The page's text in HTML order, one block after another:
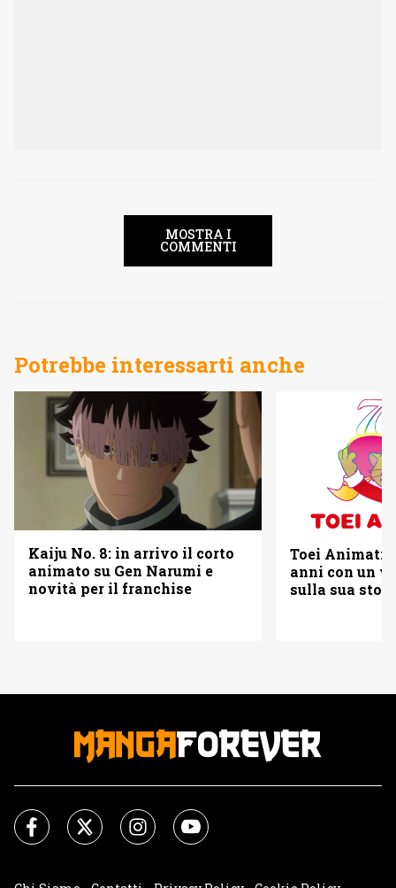
MOSTRA I
COMMENTI
Potrebbe interessarti anche
Kaiju No. 8: in arrivo il corto
animato su Gen Narumi e
novità per il franchise
Toei
anni con un
sulla sua